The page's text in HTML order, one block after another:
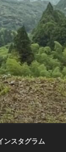
ンスタグラム